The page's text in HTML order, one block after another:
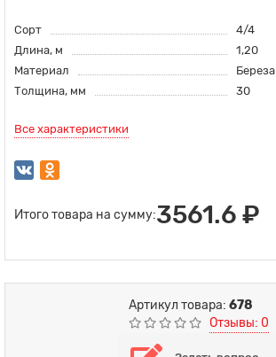
Сорт
4/4
Длина, м
1,20
Материал
Береза
Толщина, мм
30
Все характеристики
Итого товара на сумму:3561.6 ₽
Артикул товара: 678
Отзывы: 0